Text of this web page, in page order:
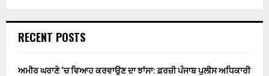
RECENT POSTS
ਅਮੀਰ ਘਰਾਣੇ ‘ਚ ਵਿਆਹ ਕਰਵਾਉਣ ਦਾ ਝਾਂਸਾ: ਫ਼ਰਜ਼ੀ ਪੰਜਾਬ ਪੁਲੀਸ ਅਧਿਕਾਰੀ